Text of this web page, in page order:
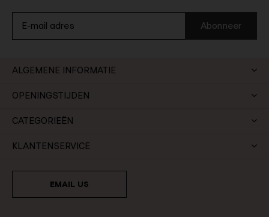
Abonneer
ALGEMENE INFORMATIE
OPENINGSTIJDEN
CATEGORIEËN
KLANTENSERVICE
EMAIL US